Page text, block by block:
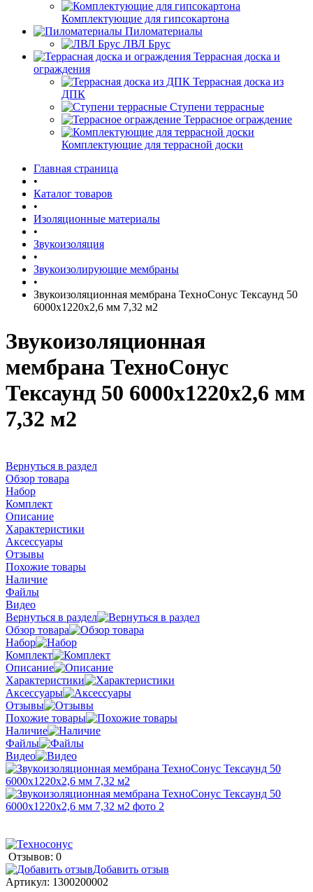
Комплектующие для гипсокартона
Пиломатериалы
ЛВЛ Брус
Террасная доска и
ограждения
Террасная доска из
ДПК
Ступени террасные
Террасное ограждение
Комплектующие для террасной доски
Главная страница
•
Каталог товаров
•
Изоляционные материалы
•
Звукоизоляция
•
Звукоизолирующие мембраны
•
Звукоизоляционная мембрана ТехноСонус Тексаунд 50
6000x1220x2,6 мм 7,32 м2
Звукоизоляционная
мембрана ТехноСонус
Тексаунд 50 6000x1220x2,6 мм
7,32 м2
Вернуться в раздел
Обзор товара
Набор
Комплект
Описание
Характеристики
Аксессуары
Отзывы
Похожие товары
Наличие
Файлы
Видео
Вернуться в раздел
Обзор товара
Набор
Комплект
Описание
Характеристики
Аксессуары
Отзывы
Похожие товары
Наличие
Файлы
Видео
Отзывов: 0
Добавить отзыв
Артикул: 1300200002